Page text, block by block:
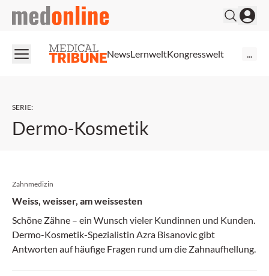
medonline
NewsLernweltKongresswelt
SERIE:
Dermo-Kosmetik
Zahnmedizin
Weiss, weisser, am weissesten
Schöne Zähne – ein Wunsch vieler Kundinnen und Kunden.
Dermo-Kosmetik-Spezialistin Azra Bisanovic gibt
Antworten auf häufige Fragen rund um die Zahnaufhellung.